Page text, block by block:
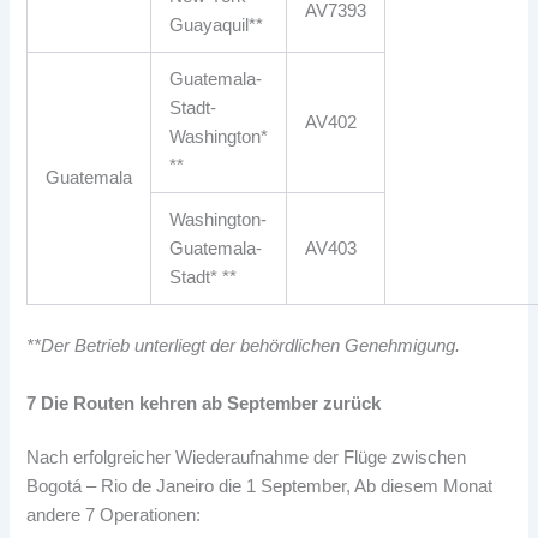
Guayaquil**
AV7393
Guatemala
Guatemala-
Stadt-
Washington*
**
AV402
Washington-
Guatemala-
Stadt* **
AV403
**Der Betrieb unterliegt der behördlichen Genehmigung.
7 Die Routen kehren ab September zurück
Nach erfolgreicher Wiederaufnahme der Flüge zwischen
Bogotá – Rio de Janeiro die 1 September, Ab diesem Monat
andere 7 Operationen: